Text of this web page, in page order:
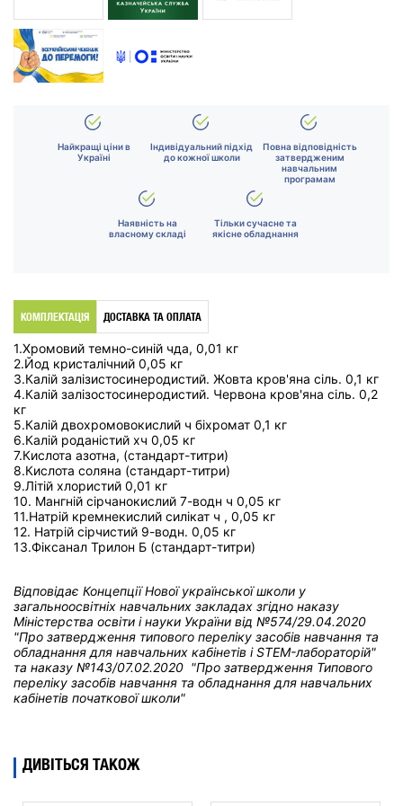
Найкращі ціни в
Україні
Індивідуальний підхід
до кожної школи
Повна відповідність
затвердженим
навчальним
програмам
Наявність на
власному складі
Тільки сучасне та
якісне обладнання
КОМПЛЕКТАЦІЯ ДОСТАВКА ТА ОПЛАТА
1.Хромовий темно-синій чда, 0,01 кг
2.Йод кристалічний 0,05 кг
3.Калій залізистосинеродистий. Жовта кров'яна сіль. 0,1 кг
4.Калій залізостосинеродистий. Червона кров'яна сіль. 0,2
кг
5.Калій двохромовокислий ч біхромат 0,1 кг
6.Калій роданістий хч 0,05 кг
7.Кислота азотна, (стандарт-титри)
8.Кислота соляна (стандарт-титри)
9.Літій хлористий 0,01 кг
10. Мангній сірчанокислий 7-водн ч 0,05 кг
11.Натрій кремнекислий силікат ч , 0,05 кг
12. Натрій сірчистий 9-водн. 0,05 кг
13.Фіксанал Трилон Б (стандарт-титри)
Відповідає Концепції Нової української школи у
загальноосвітніх навчальних закладах згідно наказу
Міністерства освіти і науки України від №574/29.04.2020
"Про затвердження типового переліку засобів навчання та
обладнання для навчальних кабінетів і STEM-лабораторій"
та наказу №143/07.02.2020 "Про затвердження Типового
переліку засобів навчання та обладнання для навчальних
кабінетів початкової школи"
ДИВІТЬСЯ ТАКОЖ